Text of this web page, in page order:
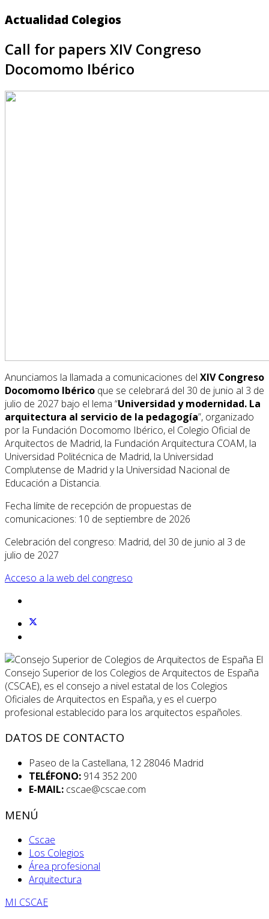
Actualidad Colegios
Call for papers XIV Congreso
Docomomo Ibérico
Anunciamos la llamada a comunicaciones del XIV Congreso
Docomomo Ibérico que se celebrará del 30 de junio al 3 de
julio de 2027 bajo el lema “Universidad y modernidad. La
arquitectura al servicio de la pedagogía”, organizado
por la Fundación Docomomo Ibérico, el Colegio Oficial de
Arquitectos de Madrid, la Fundación Arquitectura COAM, la
Universidad Politécnica de Madrid, la Universidad
Complutense de Madrid y la Universidad Nacional de
Educación a Distancia.
Fecha límite de recepción de propuestas de
comunicaciones: 10 de septiembre de 2026
Celebración del congreso: Madrid, del 30 de junio al 3 de
julio de 2027
Acceso a la web del congreso
El
Consejo Superior de los Colegios de Arquitectos de España
(CSCAE), es el consejo a nivel estatal de los Colegios
Oficiales de Arquitectos en España, y es el cuerpo
profesional establecido para los arquitectos españoles.
DATOS DE CONTACTO
Paseo de la Castellana, 12 28046 Madrid
TELÉFONO: 914 352 200
E-MAIL: cscae@cscae.com
MENÚ
Cscae
Los Colegios
Área profesional
Arquitectura
MI CSCAE